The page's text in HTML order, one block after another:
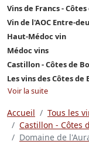
Vins de Francs -
Vin de l'AOC Entre-
Haut-Médoc vin
Médoc vins
Castillon - Côtes de
Les vins des Côtes de
Voir la suite
Accueil Tous les
Castillon - Côtes
Domaine de